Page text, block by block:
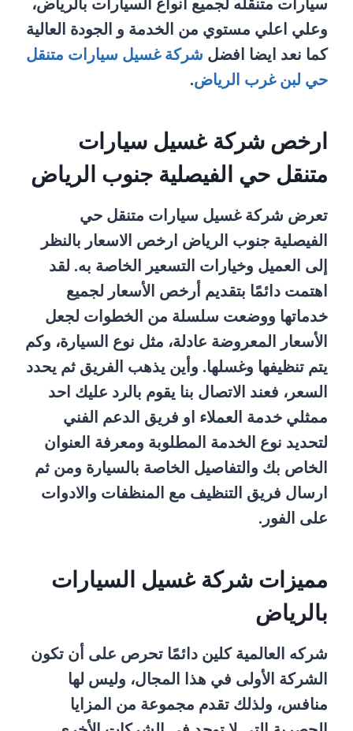
سيارات متنقله لجميع انواع السيارات بالرياض،
وعلي اعلي مستوي من الخدمة و الجودة العالية
كما نعد ايضا افضل شركة غسيل سيارات متنقل
حي لبن غرب الرياض.
ارخص شركة غسيل سيارات
متنقل حي الفيصلية جنوب الرياض
تعرض شركة غسيل سيارات متنقل حي
الفيصلية جنوب الرياض ارخص الاسعار بالنظر
إلى العميل وخيارات التسعير الخاصة به. لقد
اهتمت دائمًا بتقديم أرخص الأسعار لجميع
خدماتها ووضعت سلسلة من الخطوات لجعل
الأسعار المعروضة عادلة، مثل نوع السيارة، وكم
يتم تنظيفها وغسلها. وأين يذهب الفريق ثم يحدد
السعر، فعند الاتصال بنا يقوم بالرد عليك احد
ممثلي خدمة العملاء او فريق الدعم الفني
لتحديد نوع الخدمة المطلوبة ومعرفة العنوان
الخاص بك والتفاصيل الخاصة بالسيارة ومن ثم
ارسال فريق التنظيف مع المنظفات والادوات
على الفور.
مميزات شركة غسيل السيارات
بالرياض
شركه العالمية كلين دائمًا تحرص على أن تكون
الشركة الأولى في هذا المجال، وليس لها
منافس، ولذلك تقدم مجموعة من المزايا